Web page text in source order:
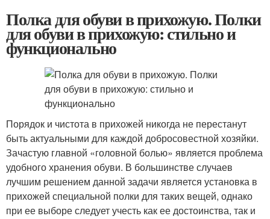
Полка для обуви в прихожую. Полки
для обуви в прихожую: стильно и
функционально
Порядок и чистота в прихожей никогда не перестанут
быть актуальными для каждой добросовестной хозяйки.
Зачастую главной «головной болью» является проблема
удобного хранения обуви. В большинстве случаев
лучшим решением данной задачи является установка в
прихожей специальной полки для таких вещей, однако
при ее выборе следует учесть как ее достоинства, так и